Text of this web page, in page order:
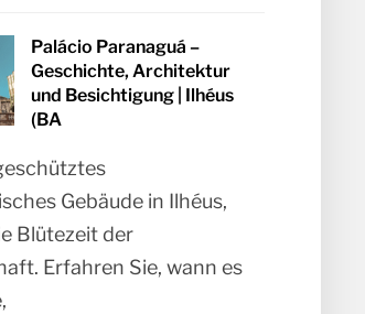
Palácio Paranaguá –
Geschichte, Architektur
und Besichtigung | Ilhéus
(BA
Gebäude in Ilhéus,
Blütezeit der
Erfahren Sie, wann es